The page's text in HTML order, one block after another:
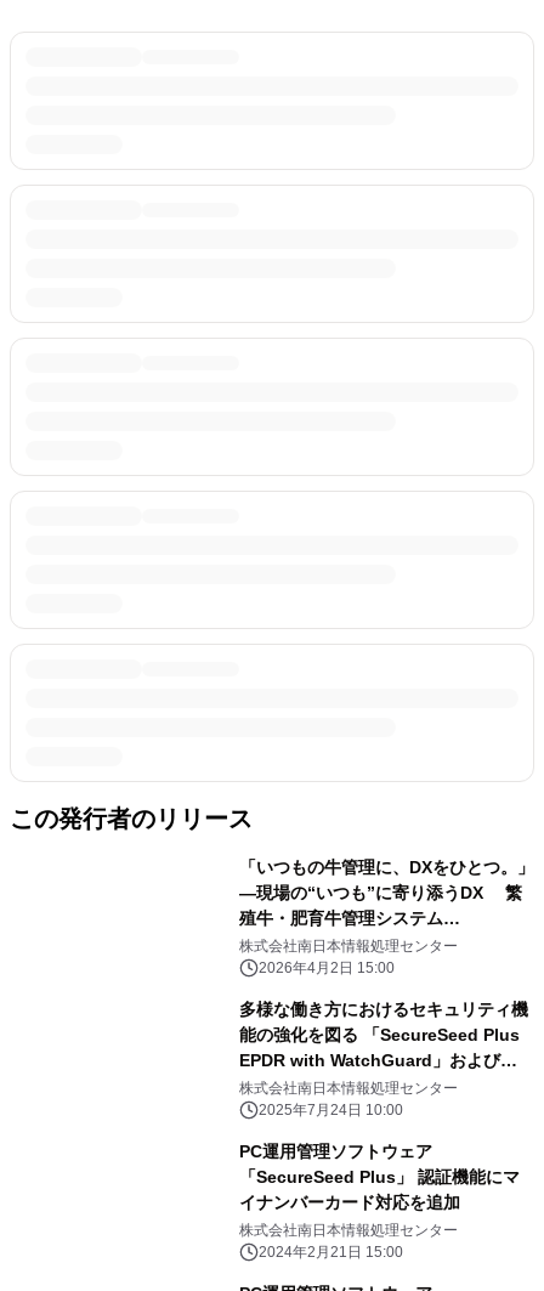
この発行者のリリース
「いつもの牛管理に、DXをひとつ。」
―現場の“いつも”に寄り添うDX 繁
殖牛・肥育牛管理システム
「USHIX(ウシックス)」として完全リ
ニューアル
株式会社南日本情報処理センター
2026年4月2日 15:00
多様な働き方におけるセキュリティ機
能の強化を図る 「SecureSeed Plus
EPDR with WatchGuard」および
「SecureSeed Plus セキュアブラウ
ザ」を提供開始
株式会社南日本情報処理センター
2025年7月24日 10:00
PC運用管理ソフトウェア
「SecureSeed Plus」 認証機能にマ
イナンバーカード対応を追加
株式会社南日本情報処理センター
2024年2月21日 15:00